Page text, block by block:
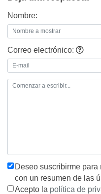
Nombre:
Correo electrónico:
Deseo suscribirme
con un resumen de las
Acepto la política de